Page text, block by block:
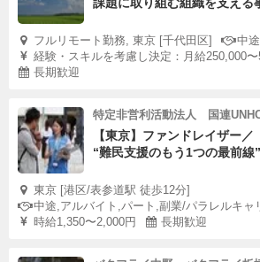
フルリモート勤務, 東京 [千代田区]
中
経験・スキルを考慮し決定：月給250,000〜
長期歓迎
特定非営利活動法人 国連
【東京】ファンドレイザー
“難民支援のもう1つの最前線”
東京 [港区/表参道駅 徒歩12分]
中途,アルバイト,パート,副業/パラレルキャ
時給1,350〜2,000円
長期歓迎